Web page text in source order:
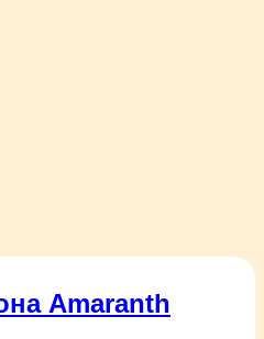
Amaranth